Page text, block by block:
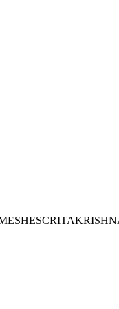
ESCRITA